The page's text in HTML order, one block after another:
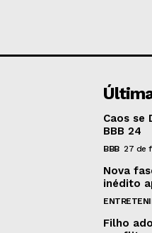
Caos se
BBB 24
BBB 27 de
Nova
inédito
Filho